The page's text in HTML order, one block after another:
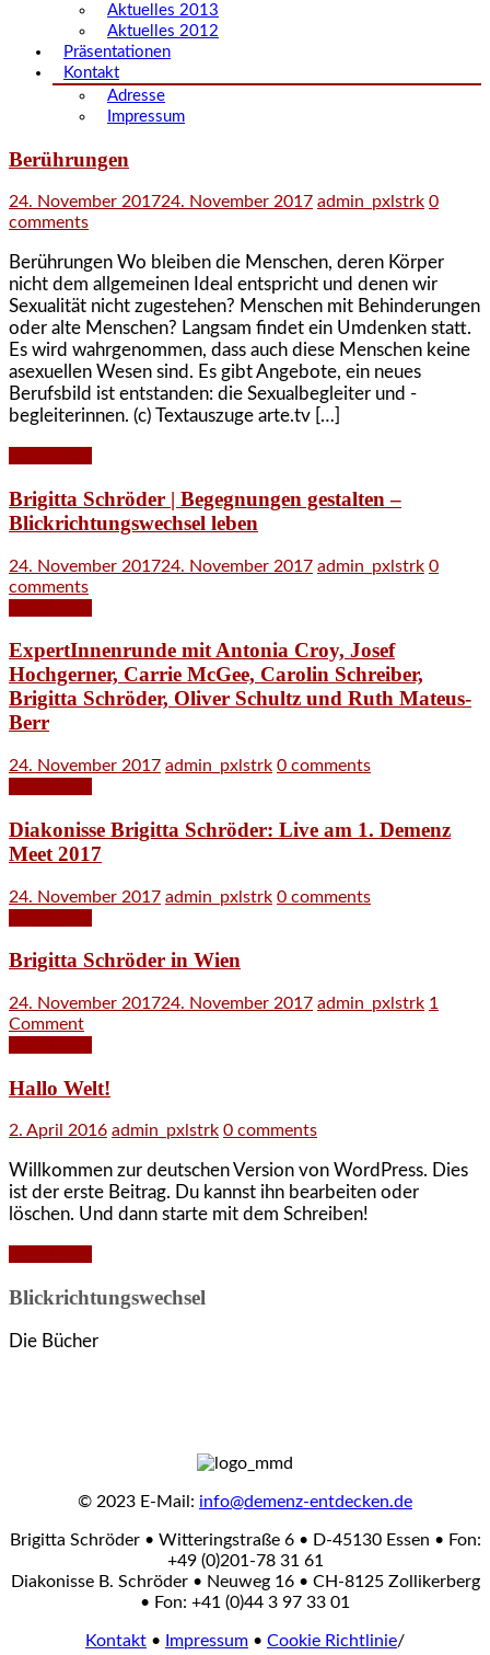
Aktuelles 2013
Aktuelles 2012
Präsentationen
Kontakt
Adresse
Impressum
Berührungen
24. November 201724. November 2017 admin_pxlstrk 0
comments
Berührungen Wo bleiben die Menschen, deren Körper
nicht dem allgemeinen Ideal entspricht und denen wir
Sexualität nicht zugestehen? Menschen mit Behinderungen
oder alte Menschen? Langsam findet ein Umdenken statt.
Es wird wahrgenommen, dass auch diese Menschen keine
asexuellen Wesen sind. Es gibt Angebote, ein neues
Berufsbild ist entstanden: die Sexualbegleiter und -
begleiterinnen. (c) Textauszuge arte.tv […]
Brigitta Schröder | Begegnungen gestalten –
Blickrichtungswechsel leben
24. November 201724. November 2017 admin_pxlstrk 0
comments
ExpertInnenrunde mit Antonia Croy, Josef
Hochgerner, Carrie McGee, Carolin Schreiber,
Brigitta Schröder, Oliver Schultz und Ruth Mateus-
Berr
24. November 2017 admin_pxlstrk 0 comments
Diakonisse Brigitta Schröder: Live am 1. Demenz
Meet 2017
24. November 2017 admin_pxlstrk 0 comments
Brigitta Schröder in Wien
24. November 201724. November 2017 admin_pxlstrk 1
Comment
Hallo Welt!
2. April 2016 admin_pxlstrk 0 comments
Willkommen zur deutschen Version von WordPress. Dies
ist der erste Beitrag. Du kannst ihn bearbeiten oder
löschen. Und dann starte mit dem Schreiben!
Blickrichtungswechsel
Die Bücher
© 2023 E-Mail: info@demenz-entdecken.de
Brigitta Schröder • Witteringstraße 6 • D-45130 Essen • Fon:
+49 (0)201-78 31 61
Diakonisse B. Schröder • Neuweg 16 • CH-8125 Zollikerberg
• Fon: +41 (0)44 3 97 33 01
Kontakt • Impressum • Cookie Richtlinie/